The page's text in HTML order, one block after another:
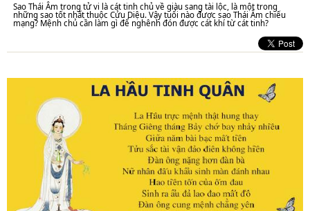
Sao Thái Âm trong tử vi là cát tinh chủ về giàu sang tài lộc, là một trong
những sao tốt nhất thuộc Cửu Diệu. Vậy tuổi nào được sao Thái Âm chiếu
mạng? Mệnh chủ cần làm gì để nghênh đón được cát khí từ cát tinh?